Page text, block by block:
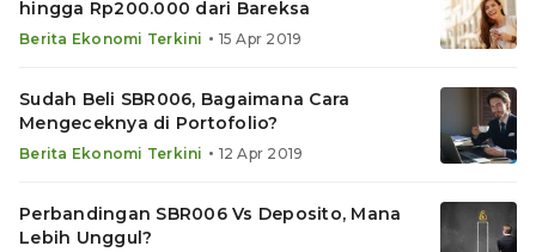
hingga Rp200.000 dari Bareksa
Berita Ekonomi Terkini • 15 Apr 2019
Sudah Beli SBR006, Bagaimana Cara
Mengeceknya di Portofolio?
Berita Ekonomi Terkini • 12 Apr 2019
Perbandingan SBR006 Vs Deposito, Mana
Lebih Unggul?